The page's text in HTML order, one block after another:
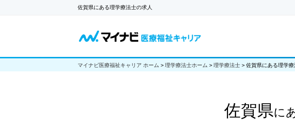
佐賀県にある理学療法士の求人
マイナビ医療福祉キャリア ホーム > 理学療法士ホーム > 理学療法士 > 佐賀県にある理学療
佐賀県に